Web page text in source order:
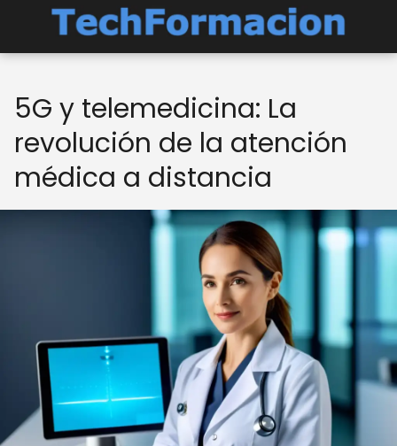
5G y telemedicina: La
revolución de la atención
médica a distancia